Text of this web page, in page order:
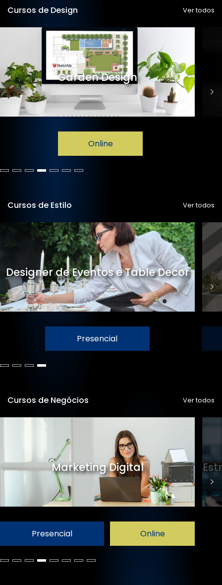
Cursos de Design Ver todos
Garden Design
Online
Cursos de Estilo Ver todos
Designer de Eventos e Table Decor
Presencial
Cursos de Negócios Ver todos
Marketing Digital
Presencial Online